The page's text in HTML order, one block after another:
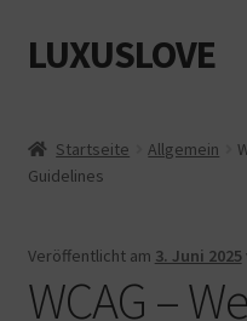
Zur
Navigation
Zum
Inhalt
LUXUSLOVE
Cookie-Richtlinie (EU)
Datenschutz
Impressum
Startseite Allgemein
Guidelines
Veröffentlicht am 3. Juni 2025
WCAG –